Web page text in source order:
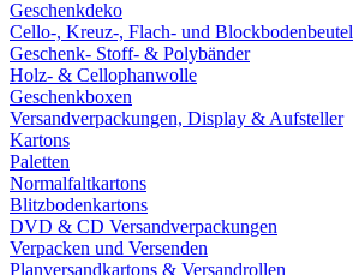
Geschenkdeko
Cello-, Kreuz-, Flach- und Blockbodenbeutel
Geschenk- Stoff- & Polybänder
Holz- & Cellophanwolle
Geschenkboxen
Versandverpackungen, Display & Aufsteller
Kartons
Paletten
Normalfaltkartons
Blitzbodenkartons
DVD & CD Versandverpackungen
Verpacken und Versenden
Planversandkartons & Versandrollen